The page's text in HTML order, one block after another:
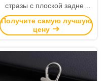
стразы с плоской задней
частью размером 1,5 мм -
10 мм для украшения
Получите самую лучшую
цену